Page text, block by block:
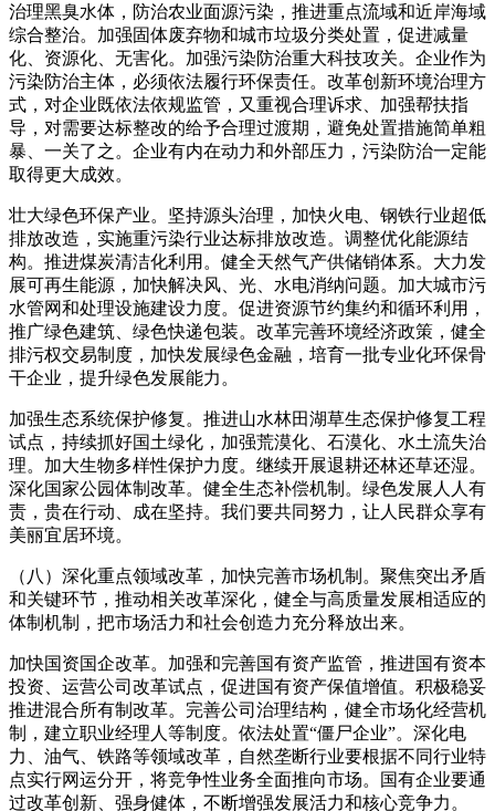
治理黑臭水体，防治农业面源污染，推进重点流域和近岸海域
综合整治。加强固体废弃物和城市垃圾分类处置，促进减量
化、资源化、无害化。加强污染防治重大科技攻关。企业作为
污染防治主体，必须依法履行环保责任。改革创新环境治理方
式，对企业既依法依规监管，又重视合理诉求、加强帮扶指
导，对需要达标整改的给予合理过渡期，避免处置措施简单粗
暴、一关了之。企业有内在动力和外部压力，污染防治一定能
取得更大成效。
壮大绿色环保产业。坚持源头治理，加快火电、钢铁行业超低
排放改造，实施重污染行业达标排放改造。调整优化能源结
构。推进煤炭清洁化利用。健全天然气产供储销体系。大力发
展可再生能源，加快解决风、光、水电消纳问题。加大城市污
水管网和处理设施建设力度。促进资源节约集约和循环利用，
推广绿色建筑、绿色快递包装。改革完善环境经济政策，健全
排污权交易制度，加快发展绿色金融，培育一批专业化环保骨
干企业，提升绿色发展能力。
加强生态系统保护修复。推进山水林田湖草生态保护修复工程
试点，持续抓好国土绿化，加强荒漠化、石漠化、水土流失治
理。加大生物多样性保护力度。继续开展退耕还林还草还湿。
深化国家公园体制改革。健全生态补偿机制。绿色发展人人有
责，贵在行动、成在坚持。我们要共同努力，让人民群众享有
美丽宜居环境。
（八）深化重点领域改革，加快完善市场机制。聚焦突出矛盾
和关键环节，推动相关改革深化，健全与高质量发展相适应的
体制机制，把市场活力和社会创造力充分释放出来。
加快国资国企改革。加强和完善国有资产监管，推进国有资本
投资、运营公司改革试点，促进国有资产保值增值。积极稳妥
推进混合所有制改革。完善公司治理结构，健全市场化经营机
制，建立职业经理人等制度。依法处置“僵尸企业”。深化电
力、油气、铁路等领域改革，自然垄断行业要根据不同行业特
点实行网运分开，将竞争性业务全面推向市场。国有企业要通
过改革创新、强身健体，不断增强发展活力和核心竞争力。